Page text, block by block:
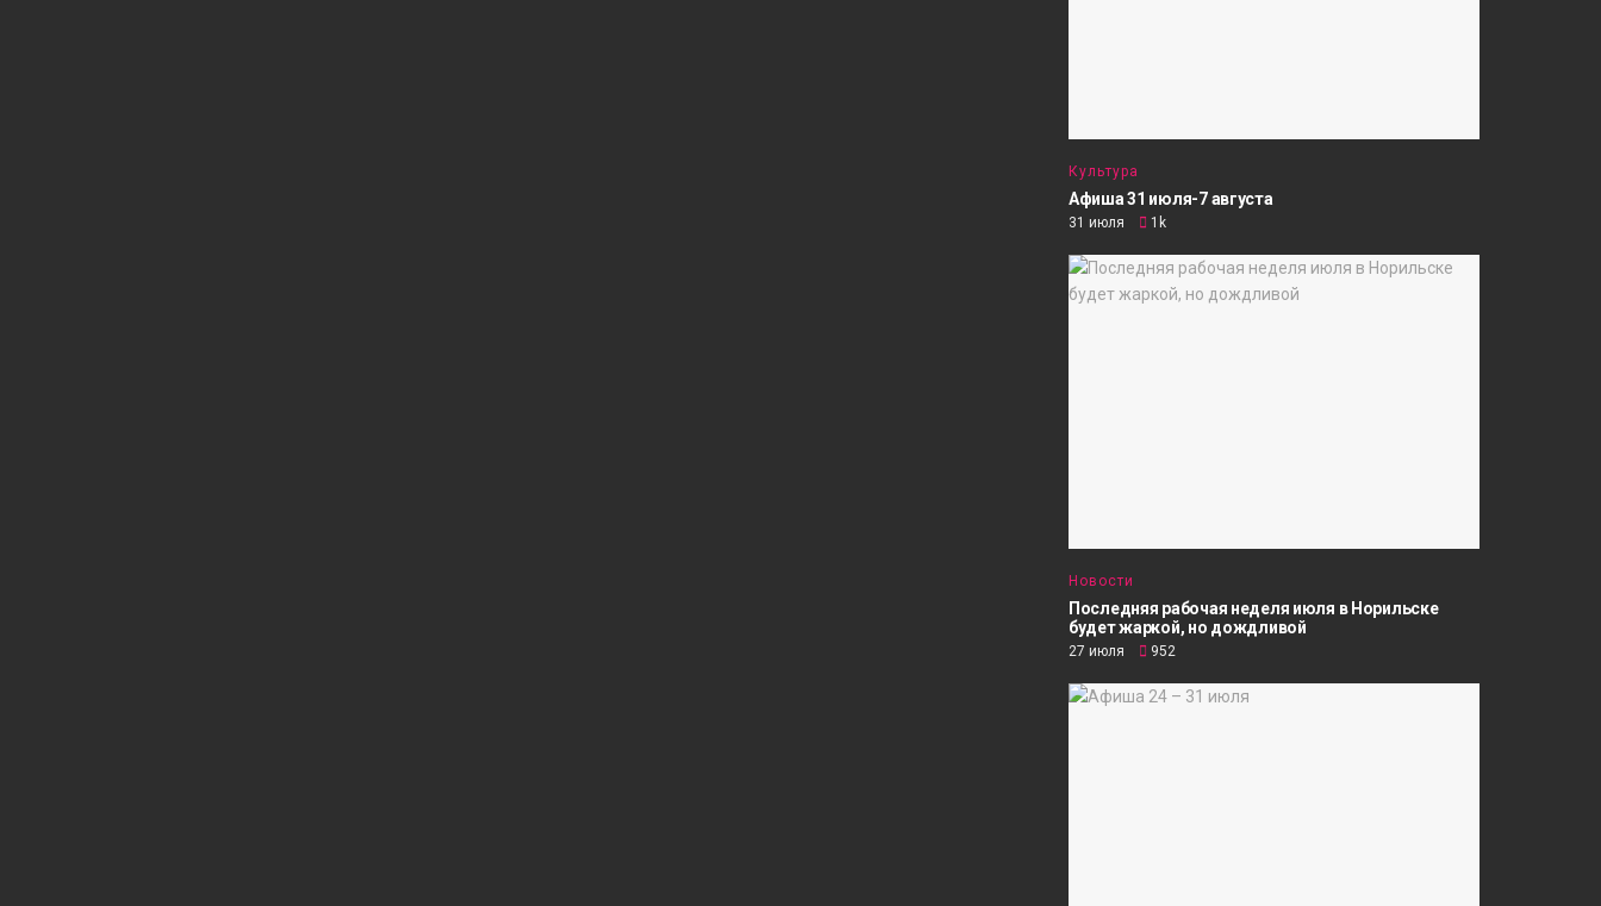
Культура
Афиша 31 июля-7 августа
31 июля 1k
Новости
Последняя рабочая неделя июля в Норильске
будет жаркой, но дождливой
27 июля 952